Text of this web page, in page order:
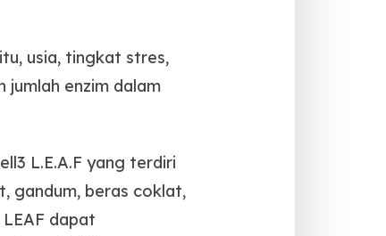
usia, tingkat stres,
enzim dalam
L.E.A.F yang terdiri
gandum, beras coklat,
dapat